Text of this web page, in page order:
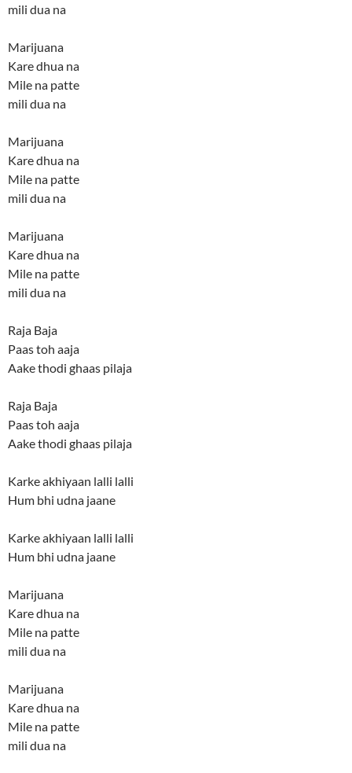
mili dua na
Marijuana
Kare dhua na
Mile na patte
mili dua na
Marijuana
Kare dhua na
Mile na patte
mili dua na
Marijuana
Kare dhua na
Mile na patte
mili dua na
Raja Baja
Paas toh aaja
Aake thodi ghaas pilaja
Raja Baja
Paas toh aaja
Aake thodi ghaas pilaja
Karke akhiyaan lalli lalli
Hum bhi udna jaane
Karke akhiyaan lalli lalli
Hum bhi udna jaane
Marijuana
Kare dhua na
Mile na patte
mili dua na
Marijuana
Kare dhua na
Mile na patte
mili dua na